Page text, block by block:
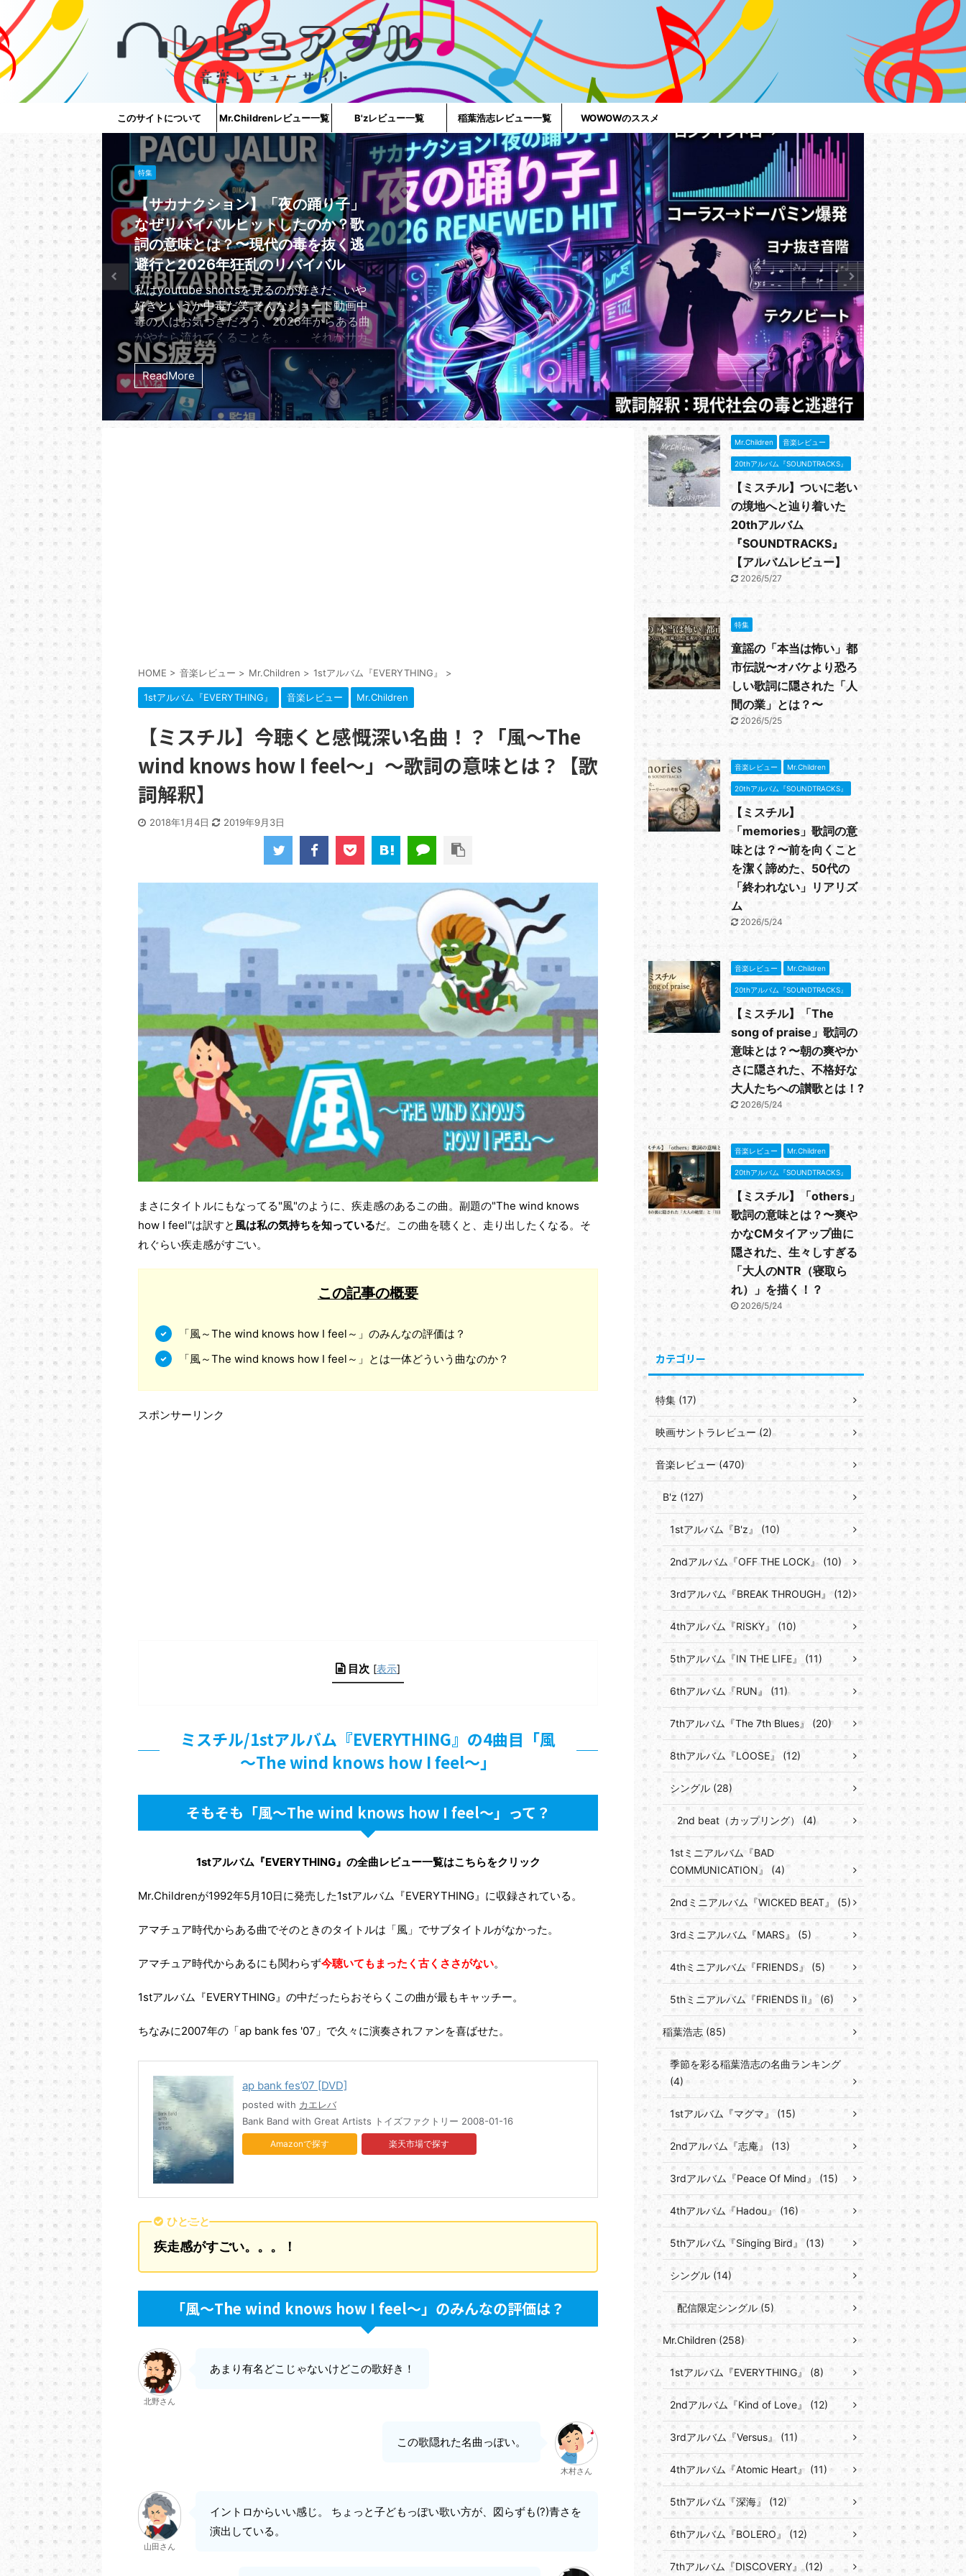
このサイトについて Mr.Childrenレビュー一覧 B'zレビュー一覧 稲葉浩志レビュー一覧 WOWOWのススメ
特集
【サカナクション】「夜の踊り子」
なぜリバイバルヒットしたのか？歌
詞の意味とは？〜現代の毒を抜く逃
避行と2026年狂乱のリバイバル
私はyoutube shortsを見るのが好きだ、いや
好きというか中毒だ笑 そんなショート動画中
毒の人はお気づきだろう、2026年からある曲
がやたら流れてくることを。。。 それがサカ
ナクションの7thシングル「夜の踊り子」であ
る。 リリースから実に14年。2012年に世に放
たれたサカナクションの「夜の踊り子」が、
2026年の今になって世界のストリーミングチ
ャートを理不尽なほどの勢いで席巻してい
る。 オリコン週間ストリーミングランキング
ReadMore
「C調言
は？～男
【サザン
サザンオー
ど、ちゃん
トアルバム
と、初期の
「勝手にシ
ったか解説
とは？～急
「C調言葉
...
ReadMore
HOME > 音楽レビュー > Mr.Children > 1stアルバム『EVERYTHING』 >
1stアルバム『EVERYTHING』 音楽レビュー Mr.Children
【ミスチル】今聴くと感慨深い名曲！？「風～The
wind knows how I feel～」～歌詞の意味とは？【歌
詞解釈】
2018年1月4日 2019年9月3日
まさにタイトルにもなってる"風"のように、疾走感のあるこの曲。副題の"The wind knows
how I feel"は訳すと 風は私の気持ちを知っているだ。この曲を聴くと、走り出したくなる。そ
れぐらい疾走感がすごい。
この記事の概要
「風～The wind knows how I feel～」のみんなの評価は？
「風～The wind knows how I feel～」とは一体どういう曲なのか？
スポンサーリンク
目次 [表示]
ミスチル/1stアルバム『EVERYTHING』の4曲目「風
～The wind knows how I feel～」
そもそも「風～The wind knows how I feel～」って？
1stアルバム『EVERYTHING』の全曲レビュー一覧はこちらをクリック
Mr.Childrenが1992年5月10日に発売した1stアルバム『EVERYTHING』に収録されている。
アマチュア時代からある曲でそのときのタイトルは「風」でサブタイトルがなかった。
アマチュア時代からあるにも関わらず今聴いてもまったく古くささがない。
1stアルバム『EVERYTHING』の中だったらおそらくこの曲が最もキャッチー。
ちなみに2007年の「ap bank fes '07」で久々に演奏されファンを喜ばせた。
ap bank fes’07 [DVD]
posted with カエレバ
Bank Band with Great Artists トイズファクトリー 2008-01-16
Amazon 楽天市場
ひとこと
疾走感がすごい。。。！
「風～The wind knows how I feel～」のみんなの評価は？
北野さん
あまり有名どこじゃないけどこの歌好き！
この歌隠れた名曲っぽい。
木村さん
山田さん
イントロからいい感じ。 ちょっと子どもっぽい歌い方が、図らずも(?)青さを
演出している。
Mr.Children 音楽レビュー
20thアルバム『SOUNDTRACKS』
【ミスチル】ついに老い
の境地へと辿り着いた
20thアルバム
『SOUNDTRACKS』
【アルバムレビュー】
2026/5/27
特集
童謡の「本当は怖い」都
市伝説〜オバケより恐ろ
しい歌詞に隠された「人
間の業」とは？〜
2026/5/25
音楽レビュー Mr.Children
20thアルバム『SOUNDTRACKS』
【ミスチル】
「memories」歌詞の意
味とは？〜前を向くこと
を潔く諦めた、50代の
「終われない」リアリズ
ム
2026/5/24
音楽レビュー Mr.Children
20thアルバム『SOUNDTRACKS』
【ミスチル】「The
song of praise」歌詞の
意味とは？〜朝の爽やか
さに隠された、不格好な
大人たちへの讃歌とは！?
2026/5/24
音楽レビュー Mr.Children
20thアルバム『SOUNDTRACKS』
【ミスチル】「others」
歌詞の意味とは？〜爽や
かなCMタイアップ曲に
隠された、生々しすぎる
「大人のNTR（寝取ら
れ）」を描く！？
2026/5/24
カテゴリー
特集 (17)
映画サントラレビュー (2)
音楽レビュー (470)
B'z (127)
1stアルバム『B'z』 (10)
2ndアルバム『OFF THE LOCK』 (10)
3rdアルバム『BREAK THROUGH』 (12)
4thアルバム『RISKY』 (10)
5thアルバム『IN THE LIFE』 (11)
6thアルバム『RUN』 (11)
7thアルバム『The 7th Blues』 (20)
8thアルバム『LOOSE』 (12)
シングル (28)
2nd beat（カップリング） (4)
1stミニアルバム『BAD
COMMUNICATION』 (4)
2ndミニアルバム『WICKED BEAT』 (5)
3rdミニアルバム『MARS』 (5)
4thミニアルバム『FRIENDS』 (5)
5thミニアルバム『FRIENDS II』 (6)
稲葉浩志 (85)
季節を彩る稲葉浩志の名曲ランキング
(4)
1stアルバム『マグマ』 (15)
2ndアルバム『志庵』 (13)
3rdアルバム『Peace Of Mind』 (15)
4thアルバム『Hadou』 (16)
5thアルバム『Singing Bird』 (13)
シングル (14)
配信限定シングル (5)
Mr.Children (258)
1stアルバム『EVERYTHING』 (8)
2ndアルバム『Kind of Love』 (12)
3rdアルバム『Versus』 (11)
4thアルバム『Atomic Heart』 (11)
5thアルバム『深海』 (12)
6thアルバム『BOLERO』 (12)
7thアルバム『DISCOVERY』 (12)